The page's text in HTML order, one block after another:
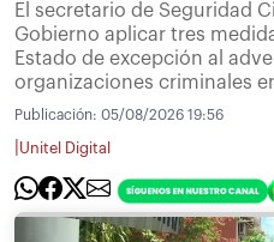
El secretario de Seguridad
Gobierno aplicar tres
Estado de excepción al
organizaciones criminales
Publicación: 05/08/2026 19:56
Unitel Digital